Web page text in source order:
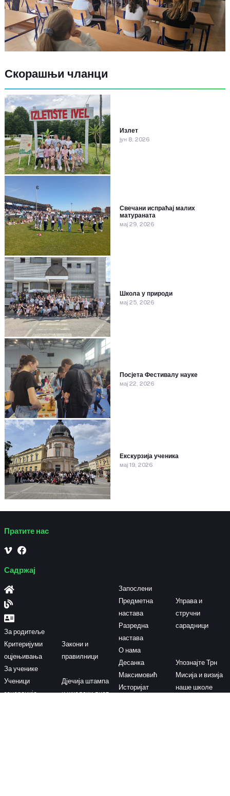
Скорашњи чланци
Излет
јун 8, 2026
Свечани испраћај малих
матураната
мај 29, 2026
Школа у природи
мај 25, 2026
Посјета Фестивалу науке
мај 22, 2026
Екскурзија ученика
мај 19, 2026
Пратите нас
Садржај
За родитеље
Критеријуми
оцјењивања
Закони и
правилници
За ученике
Ученици
генерације
Дјечија штампа
и школски лист
Запослени
Предметна
настава
Разредна
настава
Управа и
стручни
сарадници
О нама
Десанка
Максимовић
Историјат
Упознајте Трн
Мисија и визија
наше школе